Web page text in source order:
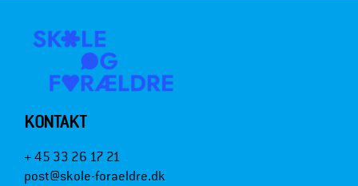
KONTAKT
+ 45 33 26 17 21
post@skole-foraeldre.dk